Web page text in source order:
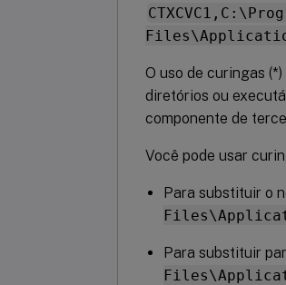
O uso de curingas
diretórios ou
componente de
Você pode usar
Para substituir o
Para substituir